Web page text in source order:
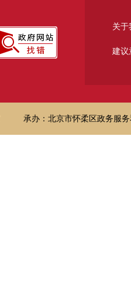
关于
建议
承办：北京市怀柔区政务服